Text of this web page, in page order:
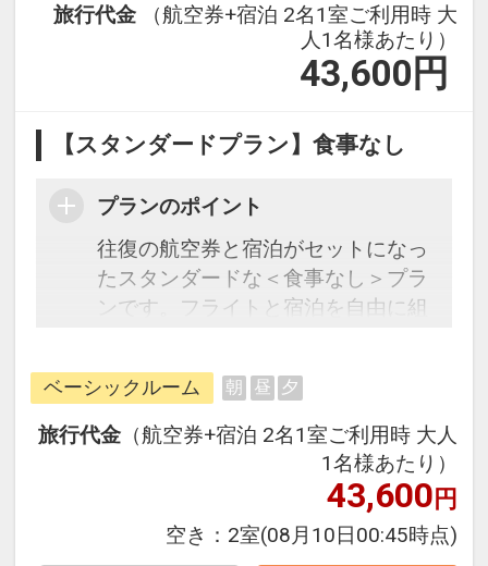
旅行代金
（航空券+宿泊 2名1室ご利用時 大
人1名様あたり）
43,600 円
【スタンダードプラン】食事なし
プランのポイント
往復の航空券と宿泊がセットになっ
たスタンダードな＜食事なし＞プラ
ンです。フライトと宿泊を自由に組
ージだから、一都市滞在はもちろん
周遊旅行にも最適！
旅行期間中の1泊だけの宿泊や延
泊・飛び泊なども自由自在です。
フライトは、安心のJAL（または
JALグループ）確約！フライトマイ
ル50%貯まります。
ベーシックルーム 朝 昼 夕
旅行代金 （航空券+宿泊 2名1室ご利用時 大人
1名様あたり）
43,600円
空き： 2室(08月10日00:45時点)